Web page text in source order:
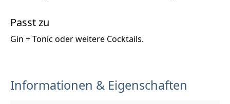
Passt zu
Gin + Tonic oder weitere Cocktails.
Informationen & Eigenschaften